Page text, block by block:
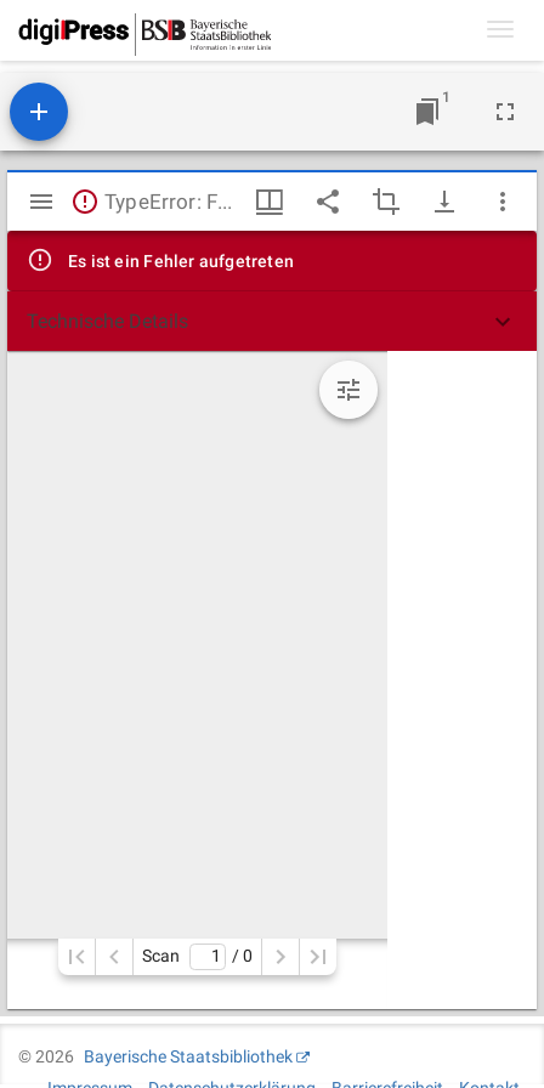
1
Mirador
Viewer
TypeError: Failed to fetch
Es ist ein Fehler aufgetreten
Technische Details
Scan / 0
©2026
Bayerische Staatsbibliothek